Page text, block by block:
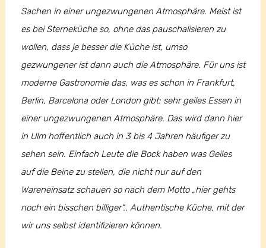
Sachen in einer ungezwungenen Atmosphäre. Meist ist
es bei Sterneküche so, ohne das pauschalisieren zu
wollen, dass je besser die Küche ist, umso
gezwungener ist dann auch die Atmosphäre. Für uns ist
moderne Gastronomie das, was es schon in Frankfurt,
Berlin, Barcelona oder London gibt: sehr geiles Essen in
einer ungezwungenen Atmosphäre. Das wird dann hier
in Ulm hoffentlich auch in 3 bis 4 Jahren häufiger zu
sehen sein. Einfach Leute die Bock haben was Geiles
auf die Beine zu stellen, die nicht nur auf den
Wareneinsatz schauen so nach dem Motto „hier gehts
noch ein bisschen billiger“.. Authentische Küche, mit der
wir uns selbst identifizieren können.